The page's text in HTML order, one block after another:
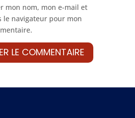
mon nom, mon e-mail et
le navigateur pour mon